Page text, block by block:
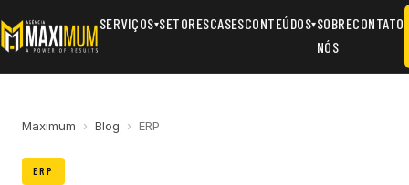
SERVIÇOS▾SETORESCASESCONTEÚDOS▾SOBRE
NÓS
CONTATO
Maximum › Blog › ERP
ERP